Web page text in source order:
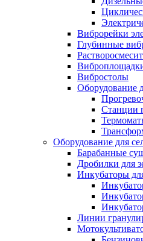
Виброрейки
Глубинные
Вибростолы
Оборудование
Станции
Оборудование для
Барабанные
Дробилки для
Инкубаторы
Линии